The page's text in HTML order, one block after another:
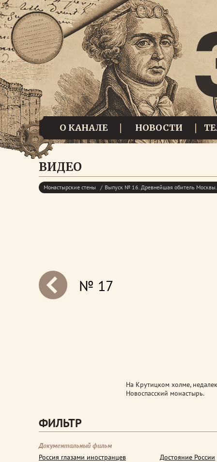
О КАНАЛЕ НОВОСТИ
ВИДЕО
Монастырские стены Выпуск № 16. Древнейшая обитель Москвы.
№ 17
На Крутицком холме,
Новоспасский монастырь.
ФИЛЬТР
Документальный фильм
Россия глазами иностранцев
Достояние России